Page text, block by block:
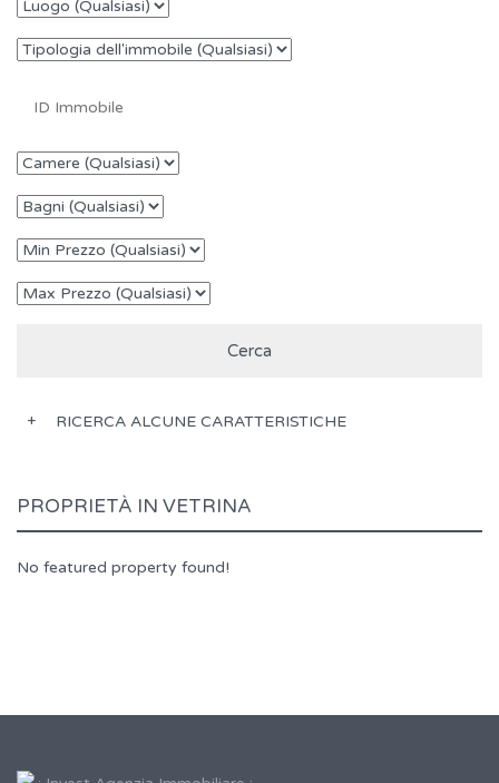
RICERCA ALCUNE CARATTERISTICHE
PROPRIETÀ IN VETRINA
No featured property found!